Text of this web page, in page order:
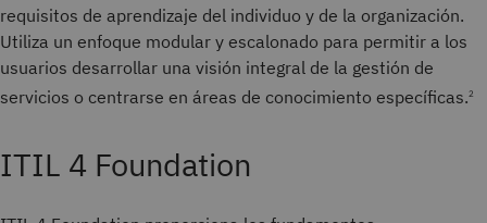
requisitos de aprendizaje del individuo y de la organización.
Utiliza un enfoque modular y escalonado para permitir a los
usuarios desarrollar una visión integral de la gestión de
servicios o centrarse en áreas de conocimiento específicas.2
ITIL 4 Foundation